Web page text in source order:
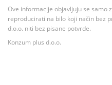
Ove informacije objavljuju se samo
reproducirati na bilo koji način bez
d.o.o. niti bez pisane potvrde.
Konzum plus d.o.o.